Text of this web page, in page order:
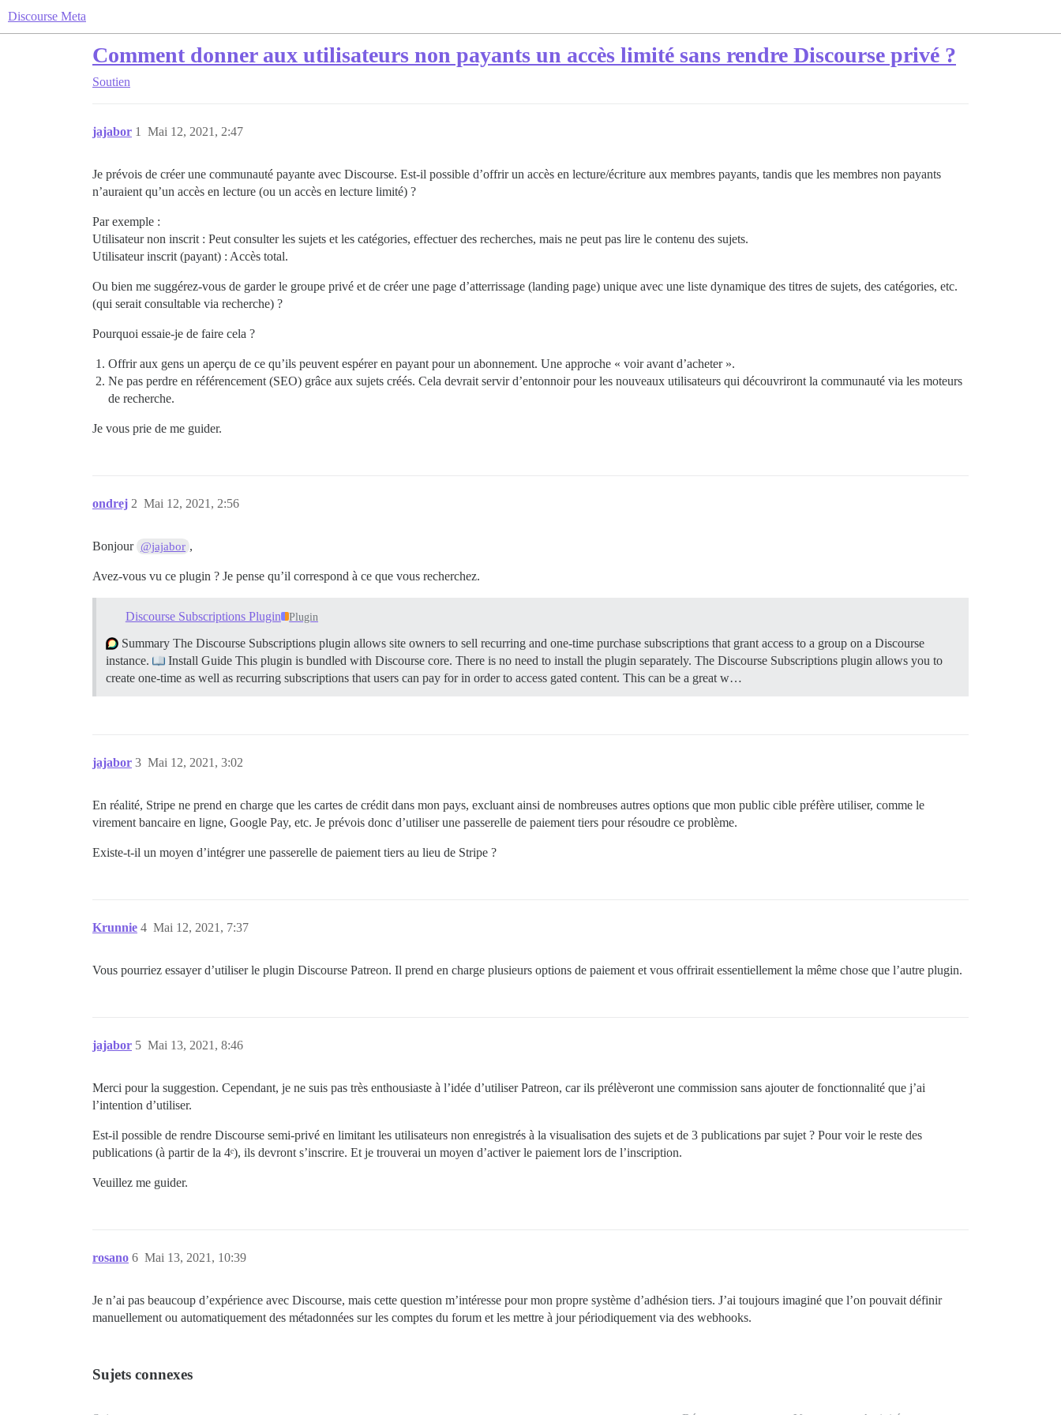
Discourse Meta
Comment donner aux utilisateurs non payants un accès limité sans rendre Discourse privé ?
Soutien
jajabor Mai 12, 2021, 2:47
1
Je prévois de créer une communauté payante avec Discourse. Est-il possible d’offrir un accès en lecture/écriture aux membres payants, tandis que les membres non payants
n’auraient qu’un accès en lecture (ou un accès en lecture limité) ?
Par exemple :
Utilisateur non inscrit : Peut consulter les sujets et les catégories, effectuer des recherches, mais ne peut pas lire le contenu des sujets.
Utilisateur inscrit (payant) : Accès total.
Ou bien me suggérez-vous de garder le groupe privé et de créer une page d’atterrissage (landing page) unique avec une liste dynamique des titres de sujets, des catégories, etc.
(qui serait consultable via recherche) ?
Pourquoi essaie-je de faire cela ?
Offrir aux gens un aperçu de ce qu’ils peuvent espérer en payant pour un abonnement. Une approche « voir avant d’acheter ».
Ne pas perdre en référencement (SEO) grâce aux sujets créés. Cela devrait servir d’entonnoir pour les nouveaux utilisateurs qui découvriront la communauté via les moteurs
de recherche.
Je vous prie de me guider.
ondrej Mai 12, 2021, 2:56
2
Bonjour @jajabor ,
Avez-vous vu ce plugin ? Je pense qu’il correspond à ce que vous recherchez.
Discourse Subscriptions Plugin Plugin
Summary The Discourse Subscriptions plugin allows site owners to sell recurring and one-time purchase subscriptions that grant access to a group on a Discourse
instance.
Install Guide This plugin is bundled with Discourse core. There is no need to install the plugin separately. The Discourse Subscriptions plugin allows you to
create one-time as well as recurring subscriptions that users can pay for in order to access gated content. This can be a great w…
jajabor Mai 12, 2021, 3:02
3
En réalité, Stripe ne prend en charge que les cartes de crédit dans mon pays, excluant ainsi de nombreuses autres options que mon public cible préfère utiliser, comme le
virement bancaire en ligne, Google Pay, etc. Je prévois donc d’utiliser une passerelle de paiement tiers pour résoudre ce problème.
Existe-t-il un moyen d’intégrer une passerelle de paiement tiers au lieu de Stripe ?
Krunnie Mai 12, 2021, 7:37
4
Vous pourriez essayer d’utiliser le plugin Discourse Patreon. Il prend en charge plusieurs options de paiement et vous offrirait essentiellement la même chose que l’autre plugin.
jajabor Mai 13, 2021, 8:46
5
Merci pour la suggestion. Cependant, je ne suis pas très enthousiaste à l’idée d’utiliser Patreon, car ils prélèveront une commission sans ajouter de fonctionnalité que j’ai
l’intention d’utiliser.
Est-il possible de rendre Discourse semi-privé en limitant les utilisateurs non enregistrés à la visualisation des sujets et de 3 publications par sujet ? Pour voir le reste des
publications (à partir de la 4ᵉ), ils devront s’inscrire. Et je trouverai un moyen d’activer le paiement lors de l’inscription.
Veuillez me guider.
rosano Mai 13, 2021, 10:39
6
Je n’ai pas beaucoup d’expérience avec Discourse, mais cette question m’intéresse pour mon propre système d’adhésion tiers. J’ai toujours imaginé que l’on pouvait définir
manuellement ou automatiquement des métadonnées sur les comptes du forum et les mettre à jour périodiquement via des webhooks.
Sujets connexes